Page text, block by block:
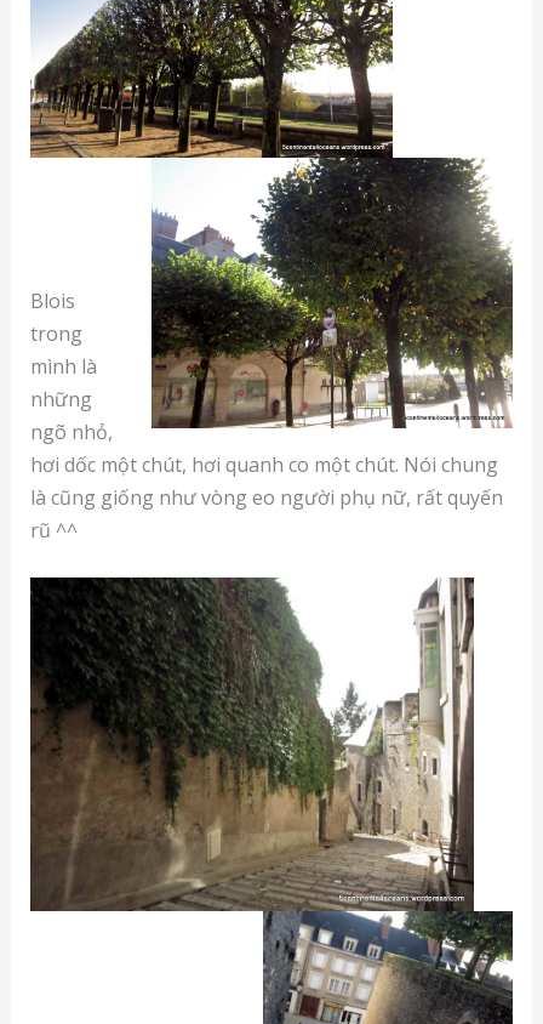
Blois
trong
mình là
những
ngõ nhỏ,
hơi dốc một chút, hơi quanh co một chút. Nói chung
là cũng giống như vòng eo người phụ nữ, rất quyến
rũ ^^